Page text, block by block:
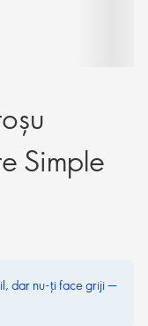
Simple
dar nu-ți face griji —